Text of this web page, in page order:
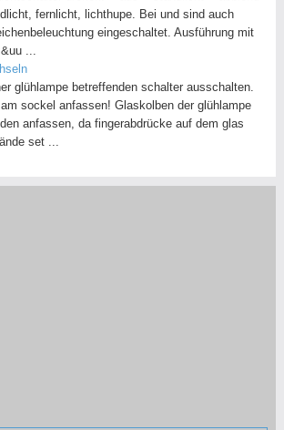
fernlicht, lichthupe. Bei und sind auch
eingeschaltet. Ausführung mit
...
glühlampe betreffenden schalter ausschalten.
sockel anfassen! Glaskolben der glühlampe
anfassen, da fingerabdrücke auf dem glas
set ...